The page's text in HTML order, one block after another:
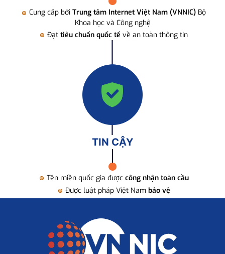
Cung cấp bởi Trung tâm Internet Việt Nam (VNNIC) Bộ
Khoa học và Công nghệ
Đạt tiêu chuẩn quốc tế về an toàn thông tin
TIN CẬY
Tên miền quốc gia được công nhận toàn cầu
Được luật pháp Việt Nam bảo vệ